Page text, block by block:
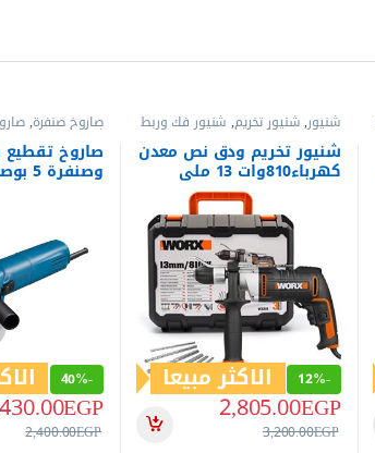
شنيور,شنيور تخريم, شنيور فك وربط
وتخريم, عدد كهربائية
شنيور تخريم ودق نص معدن
كهرباء810وات 13 ملي
-
12% الاكثر مبيعا
2,805.00EGP
3,200.00EGP
صاروخ صنفرة,
كهربائية
صاروخ تقطيع
كهرباء من
-
40%
EGP
2,400.00EGP